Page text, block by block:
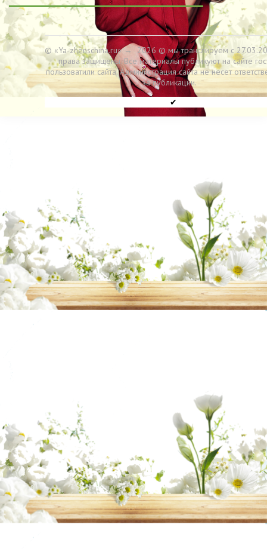
© «Ya-zhenschina.ru»→ 2026 © мы транслируем с
права защищены. Все материалы публикуют на сайте
пользоватили сайта. Администрация сайта не несет
за публикации.
✔